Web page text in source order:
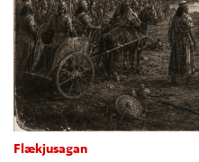
Flækjusagan